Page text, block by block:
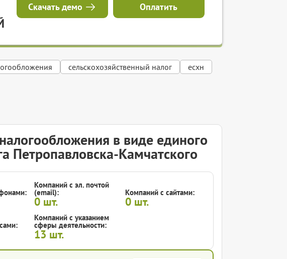
Скачать демо Оплатить
сельскохозяйственный налог есхн
в виде единого
Петропавловска-Камчатского
Компаний с эл. почтой
(email):
0 шт.
Компаний с сайтами:
0 шт.
Компаний с указанием
сферы деятельности:
13шт.